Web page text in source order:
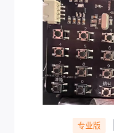
专业版